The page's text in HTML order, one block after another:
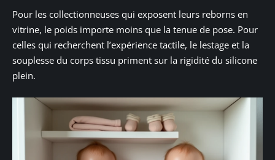
Pour les collectionneuses qui exposent leurs reborns en
vitrine, le poids importe moins que la tenue de pose. Pour
celles qui recherchent l’expérience tactile, le lestage et la
souplesse du corps tissu priment sur la rigidité du silicone
plein.